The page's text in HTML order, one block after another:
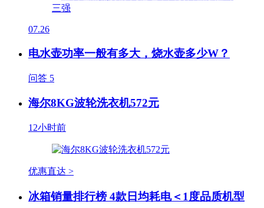
07.26
电水壶功率一般有多大，烧水壶多少W？
问答 5
海尔8KG波轮洗衣机572元
12小时前
优惠直达 >
冰箱销量排行榜 4款日均耗电＜1度品质机型